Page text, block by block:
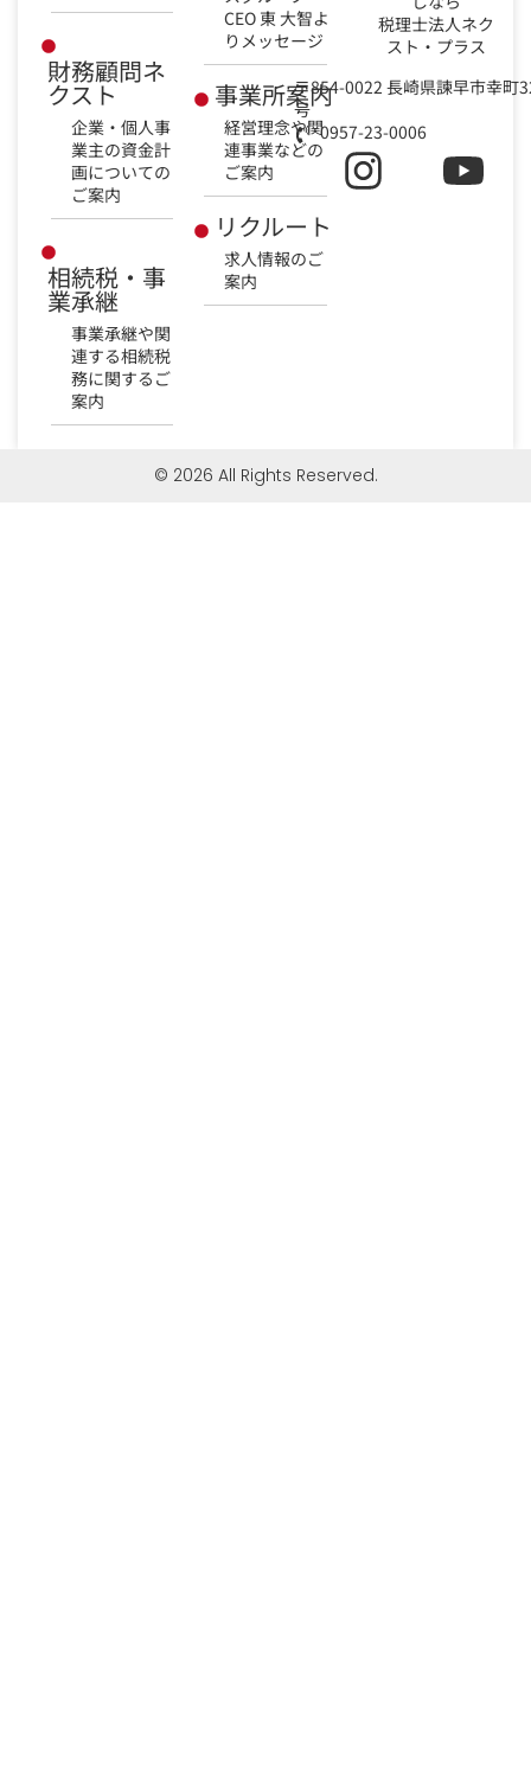
財務顧問ネ
クスト
企業・個人事
業主の資金計
画についての
ご案内
相続税・事
業承継
事業承継や関
連する相続税
務に関するご
案内
CEO 東 大智よ
りメッセージ
事業所案内
経営理念や関
連事業などの
ご案内
リクルート
求人情報のご
案内
税理士法人ネク
スト・プラス
〒854-0022 長崎県諫早市幸町
号
0957-23-0006
© 2026 All Rights Reserved.